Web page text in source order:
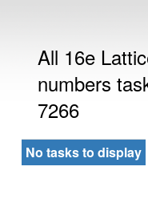
All 16e
numbers
7266
No tasks to display